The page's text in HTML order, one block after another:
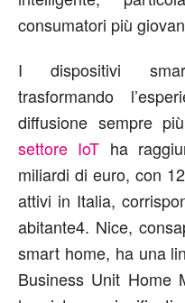
consumatori più
I dispositivi
trasformando
diffusione sempre
settore IoT ha
miliardi di euro, con
attivi in Italia,
abitante4. Nice,
smart home, ha una
Business Unit Home